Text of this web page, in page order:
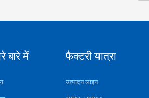
बारे में फैक्टरी यात्रा
उत्पादन लाइन